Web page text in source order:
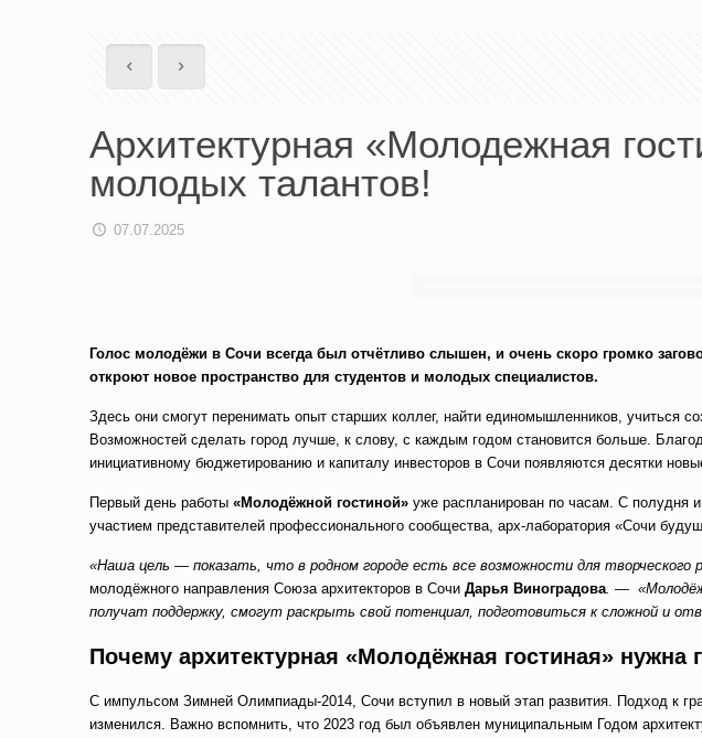
Архитектурная «Молодежная
молодых талантов!
07.07.2025
Голос молодёжи в Сочи всегда был отчётливо слышен, и очень скоро громко
откроют новое пространство для студентов и молодых специалистов.
Здесь они смогут перенимать опыт старших коллег, найти единомышленников, учиться
Возможностей сделать город лучше, к слову, с каждым годом становится больше.
инициативному бюджетированию и капиталу инвесторов в Сочи появляются десятки
Первый день работы«Молодёжной гостиной»уже распланирован по часам. С полудня
участием представителей профессионального сообщества, арх-лаборатория «Сочи
«Наша цель — показать, что в родном городе есть все возможности для
молодёжного направления Союза архитекторов в СочиДарья Виноградова. —
получат поддержку, смогут раскрыть свой потенциал, подготовиться к сложной и
Почему архитектурная «Молодёжная гостиная» нужна
С импульсом Зимней Олимпиады-2014, Сочи вступил в новый этап развития. Подход к
изменился. Важно вспомнить, что 2023 год был объявлен муниципальным Годом